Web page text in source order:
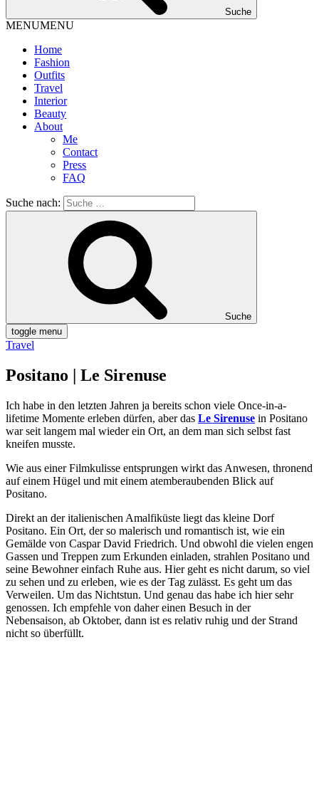
Suche
MENUMENU
Home
Fashion
Outfits
Travel
Interior
Beauty
About
Me
Contact
Press
FAQ
Suche nach:
Suche
toggle menu
Travel
Positano | Le Sirenuse
Ich habe in den letzten Jahren ja bereits schon viele Once-in-a-
lifetime Momente erleben dürfen, aber das Le Sirenuse in Positano
war seit langem mal wieder ein Ort, an dem man sich selbst fast
kneifen musste.
Wie aus einer Filmkulisse entsprungen wirkt das Anwesen, thronend
auf einem Hügel und mit einem atemberaubenden Blick auf
Positano.
Direkt an der italienischen Amalfiküste liegt das kleine Dorf
Positano. Ein Ort, der so malerisch und romantisch ist, wie ein
Gemälde von Caspar David Friedrich. Und obwohl die vielen engen
Gassen und Treppen zum Erkunden einladen, strahlen Positano und
seine Bewohner einfach Ruhe aus. Hier geht es nicht darum, so viel
zu sehen und zu erleben, wie es der Tag zulässt. Es geht um das
Verweilen. Um das Nichtstun. Und genau das habe ich hier sehr
genossen. Ich empfehle von daher einen Besuch in der
Nebensaison, ab Oktober, dann ist es relativ ruhig und der Strand
nicht so überfüllt.